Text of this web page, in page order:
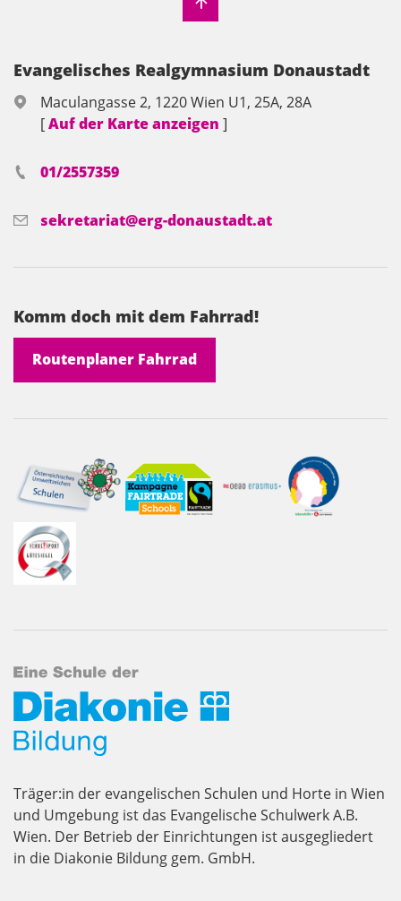
Evangelisches Realgymnasium Donaustadt
Maculangasse 2, 1220 Wien U1, 25A, 28A
[Auf der Karte anzeigen ]
01/2557359
sekretariat@erg-donaustadt.at
Komm doch mit dem Fahrrad!
Routenplaner Fahrrad
Träger:in der evangelischen Schulen und Horte in Wien
und Umgebung ist das Evangelische Schulwerk A.B.
Wien. Der Betrieb der Einrichtungen ist ausgegliedert
in die Diakonie Bildung gem. GmbH.